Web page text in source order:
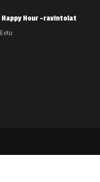
Happy Hour -ravintolat